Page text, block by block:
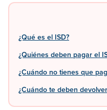
¿Qué es el ISD?
¿Quiénes deben pagar el
¿Cuándo no tienes que
¿Cuándo te deben